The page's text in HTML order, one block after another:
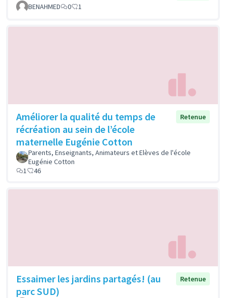
BENAHMED 0 1
Améliorer la qualité du temps de
récréation au sein de l’école
maternelle Eugénie Cotton
Retenue
Parents, Enseignants, Animateurs et Elèves de l'école
Eugénie Cotton
1
46
Essaimer les jardins partagés! (au
parc SUD)
Retenue